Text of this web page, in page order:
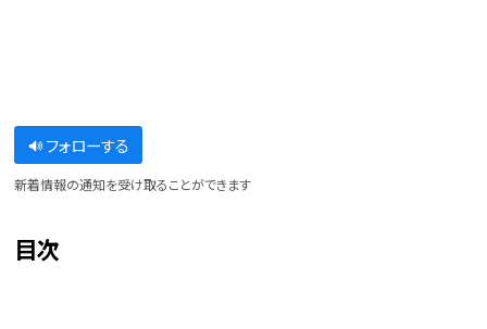
フォローする
新着情報の通知を受け取ることができます
目次